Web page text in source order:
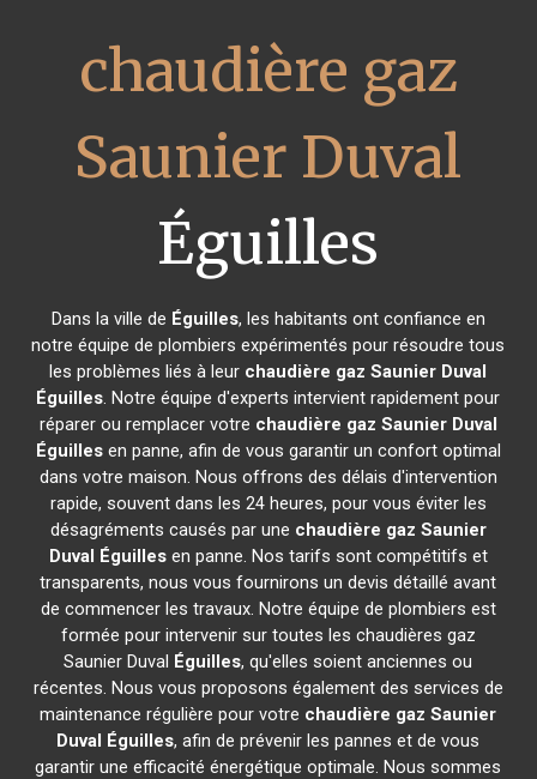
chaudière gaz
Saunier Duval
Éguilles
Dans la ville de Éguilles, les habitants ont confiance en
notre équipe de plombiers expérimentés pour résoudre tous
les problèmes liés à leur chaudière gaz Saunier Duval
Éguilles. Notre équipe d'experts intervient rapidement pour
réparer ou remplacer votre chaudière gaz Saunier Duval
Éguillesen panne, afin de vous garantir un confort optimal
dans votre maison. Nous offrons des délais d'intervention
rapide, souvent dans les 24 heures, pour vous éviter les
désagréments causés par une chaudière gaz Saunier
Duval Éguillesen panne. Nos tarifs sont compétitifs et
transparents, nous vous fournirons un devis détaillé avant
de commencer les travaux. Notre équipe de plombiers est
formée pour intervenir sur toutes les chaudières gaz
Saunier Duval Éguilles, qu'elles soient anciennes ou
récentes. Nous vous proposons également des services de
maintenance régulière pour votre chaudière gaz Saunier
Duval Éguilles, afin de prévenir les pannes et de vous
garantir une efficacité énergétique optimale. Nous sommes